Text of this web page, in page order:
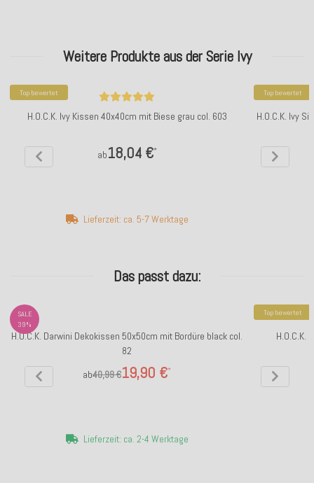
Weitere Produkte aus der Serie Ivy
Top bewertet
H.O.C.K. Ivy Kissen 40x40cm mit Biese grau col. 603
ab18,04 €*
Lieferzeit: ca. 5-7 Werktage
Top bewertet
H.O.C.K. Ivy
Das passt dazu:
SALE
39%
H.O.C.K. Darwini Dekokissen 50x50cm mit Bordüre black col.
82
ab
19,90 €*
40,99 €
Lieferzeit: ca. 2-4 Werktage
Top bewertet
H.O.C.K.